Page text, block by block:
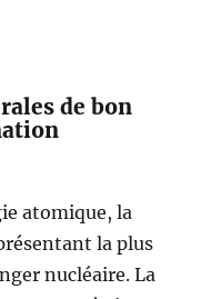
de bon
atomique, la
la plus
nucléaire. La